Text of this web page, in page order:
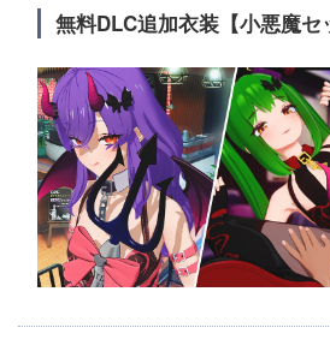
無料DLC追加衣装【小悪魔セ